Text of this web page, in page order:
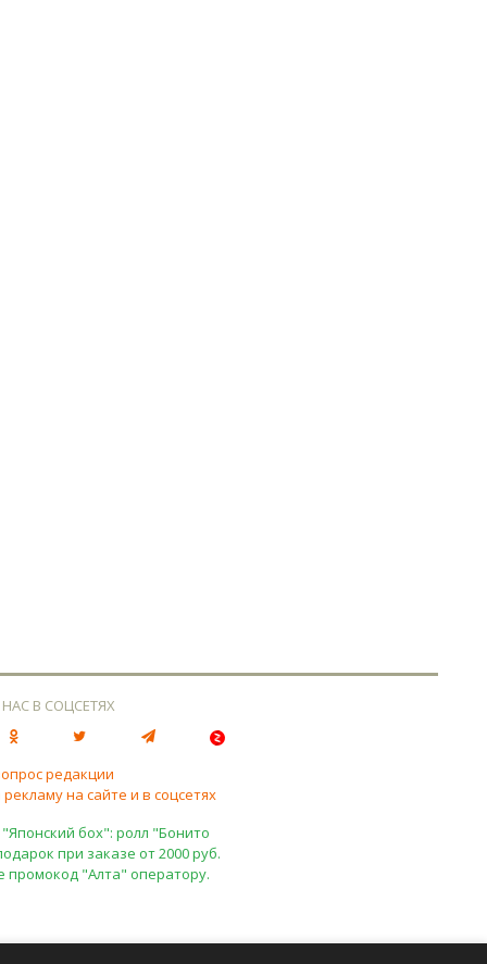
В СОЦСЕТЯХ
редакции
на сайте и в соцсетях
бох": ролл "Бонито
при заказе от 2000 руб.
промокод "Алта" оператору.